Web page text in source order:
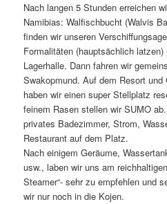
Nach langen 5 Stunden erreichen
Namibias: Walfischbucht (Walvis
finden wir unseren
Formalitäten (hauptsächlich
Lagerhalle. Dann fahren wir
Swakopmund. Auf dem Resort und
haben wir einen super Stellplatz
feinem Rasen stellen wir SUMO
privates Badezimmer, Strom,
Restaurant auf dem Platz.
Nach einigem Geräume,
usw., laben wir uns am
Steamer“- sehr zu empfehlen und
wir nur noch in die Kojen.